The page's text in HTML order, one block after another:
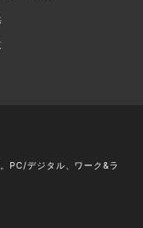
PC/デジタル、ワーク&ラ